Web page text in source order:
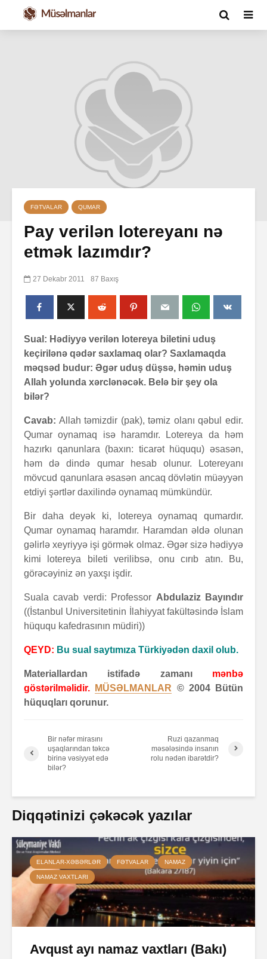
FƏTVALAR QUMAR
Pay verilən lotereyanı nə
etmək lazımdır?
27 Dekabr 2011 87 Baxış
Sual: Hədiyyə verilən lotereya biletini uduş
keçirilənə qədər saxlamaq olar? Saxlamaqda
məqsəd budur: Əgər uduş düşsə, həmin uduş
Allah yolunda xərclənəcək. Belə bir şey ola
bilər?
Cavab: Allah təmizdir (pak), təmiz olanı qəbul edir.
Qumar oynamaq isə haramdır. Lotereya da həm
hazırkı qanunlara (baxın: ticarət hüququ) əsasən,
həm də dində qumar hesab olunur. Lotereyanı
mövcud qanunlara əsasən ancaq dövlətin müəyyən
etdiyi şərtlər daxilində oynamaq mümkündür.
Bir daha deyək ki, lotereya oynamaq qumardır.
Qumar oynamaq haramdır. Haramdan əldə olunan
gəlirlə xeyriyyə işi görmək olmaz. Əgər sizə hədiyyə
kimi lotereya bileti verilibsə, onu cırıb atın. Bu,
görəcəyiniz ən yaxşı işdir.
Suala cavab verdi: Professor Abdulaziz Bayındır
((İstanbul Universitetinin İlahiyyat fakültəsində İslam
hüququ kafedrasının müdiri))
QEYD: Bu sual saytımıza Türkiyədən daxil olub.
Materiallardan istifadə zamanı mənbə
göstərilməlidir.
MÜSƏLMANLAR © 2004 Bütün
hüquqları qorunur.
Bir nəfər mirasını
uşaqlarından təkcə
birinə vəsiyyət edə
bilər?
Ruzi qazanmaq
məsələsində insanın
rolu nədən ibarətdir?
Diqqətinizi çəkəcək yazılar
ELANLAR-XƏBƏRLƏR FƏTVALAR NAMAZ
NAMAZ VAXTLARI
Avqust ayı namaz vaxtları (Bakı)